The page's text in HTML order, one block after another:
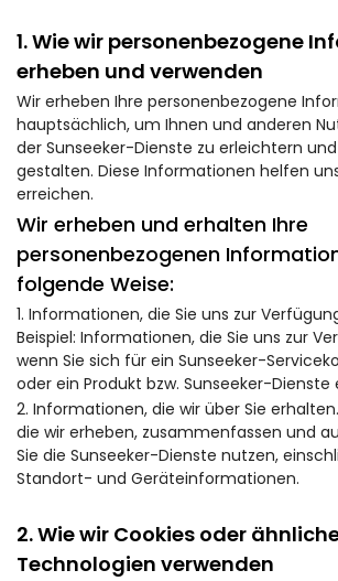
1. Wie wir personenbezogene
erheben und verwenden
Wir erheben Ihre personenbezogene
hauptsächlich, um Ihnen und anderen
der Sunseeker-Dienste zu erleichtern
gestalten. Diese Informationen helfen
erreichen.
Wir erheben und erhalten Ihre
personenbezogenen
folgende Weise:
1. Informationen, die Sie uns zur
Beispiel: Informationen, die Sie uns zur
wenn Sie sich für ein Sunseeker-
oder ein Produkt bzw. Sunseeker-Dienste
2. Informationen, die wir über Sie
die wir erheben, zusammenfassen und
Sie die Sunseeker-Dienste nutzen,
Standort- und Geräteinformationen.
2. Wie wir Cookies oder
Technologien verwenden